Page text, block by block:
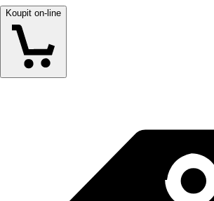
Koupit on-line